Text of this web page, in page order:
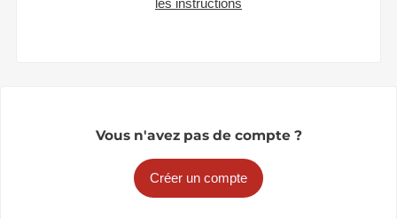
les instructions
Vous n'avez pas de compte ?
Créer un compte